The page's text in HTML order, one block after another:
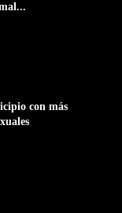
con más